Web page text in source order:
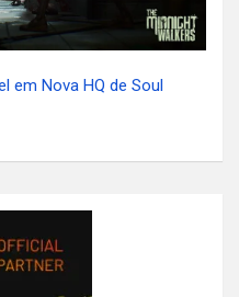
em Nova HQ de Soul